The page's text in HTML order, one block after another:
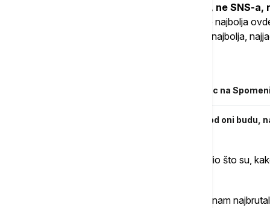
uradimo sve što treba. I da ta pobeda, ne SNS-
, neka bude najbolja
Lazarevom gradu, neka bude u Kruševcu najbolja,
Vučević, Gašić i Mojsilović položili venac na
Vučević: SNS spremna za izbore kad god oni budu,
On je građanima Rasinskog okruga zahvalio što su,
"Ovo je bio napad na Srbiju. 18 meseci su nam